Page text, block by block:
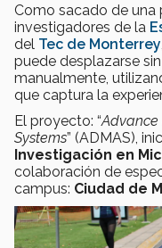
Como sacado de una
investigadores de la
del Tec de Monterrey
puede desplazarse
manualmente,
que captura la
El proyecto: “Advance
Systems” (ADMAS),
Investigación en
colaboración de
campus: Ciudad de